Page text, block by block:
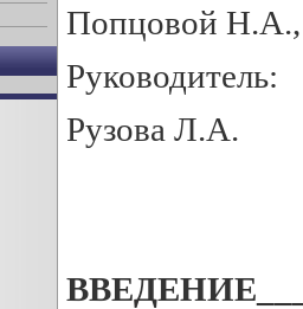
Попцовой
Руководитель:
Рузова Л.А.